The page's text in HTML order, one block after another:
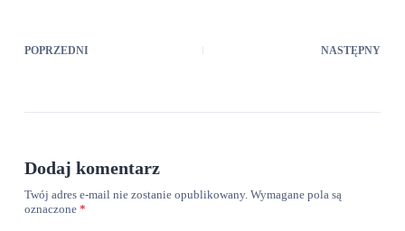
POPRZEDNI NASTĘPNY
Dodaj komentarz
Twój adres e-mail nie zostanie opublikowany. Wymagane pola są
oznaczone *